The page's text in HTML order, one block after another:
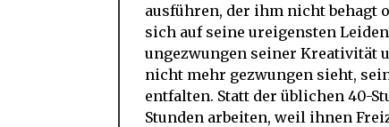
ausführen, der ihm nicht behagt
sich auf seine ureigensten
ungezwungen seiner Kreativität
nicht mehr gezwungen sieht,
entfalten. Statt der üblichen 40-
Stunden arbeiten, weil ihnen